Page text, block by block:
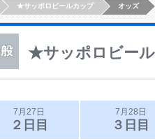
★サッポロビールカップ オッズ
★サッポロビー
7月27日
２日目
7月28日
３日目